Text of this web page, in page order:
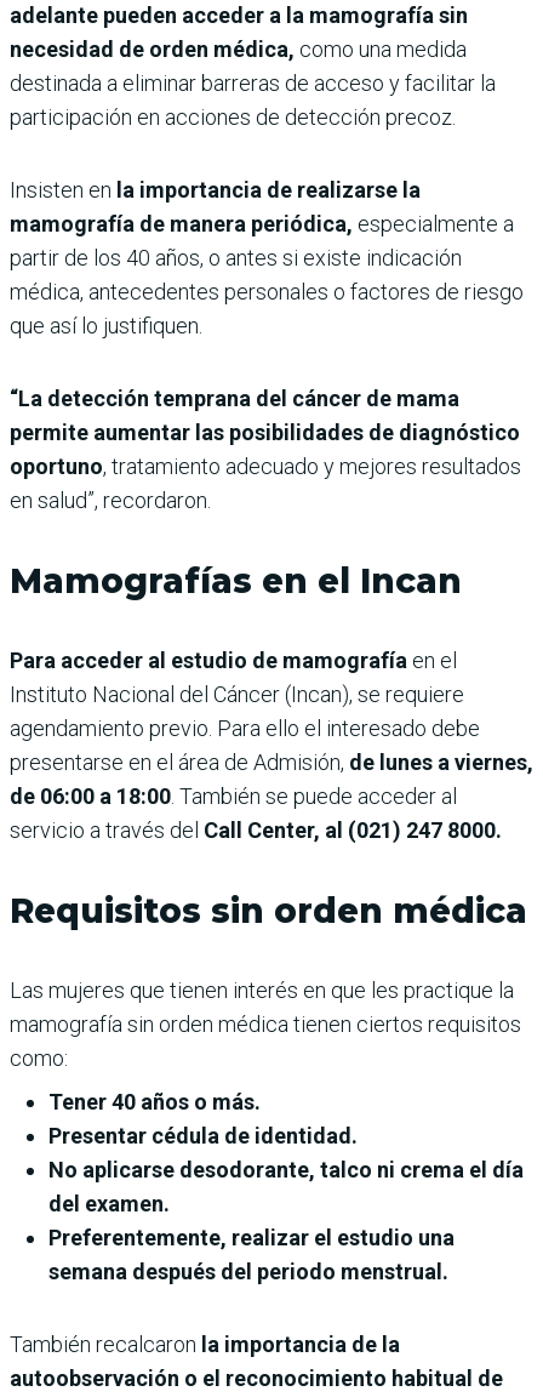
adelante pueden acceder a la mamografía sin
necesidad de orden médica, como una medida
destinada a eliminar barreras de acceso y facilitar la
participación en acciones de detección precoz.
Insisten en la importancia de realizarse la
mamografía de manera periódica, especialmente a
partir de los 40 años, o antes si existe indicación
médica, antecedentes personales o factores de riesgo
que así lo justifiquen.
“La detección temprana del cáncer de mama
permite aumentar las posibilidades de diagnóstico
oportuno, tratamiento adecuado y mejores resultados
en salud”, recordaron.
Mamografías en el Incan
Para acceder al estudio de mamografía en el
Instituto Nacional del Cáncer (Incan), se requiere
agendamiento previo. Para ello el interesado debe
presentarse en el área de Admisión, de lunes a viernes,
de 06:00 a 18:00 . También se puede acceder al
servicio a través del Call Center, al (021) 247 8000.
Requisitos sin orden médica
Las mujeres que tienen interés en que les practique la
mamografía sin orden médica tienen ciertos requisitos
como:
Tener 40 años o más.
Presentar cédula de identidad.
No aplicarse desodorante, talco ni crema el día
del examen.
Preferentemente, realizar el estudio una
semana después del periodo menstrual.
También recalcaron la importancia de la
autoobservación o el reconocimiento habitual de